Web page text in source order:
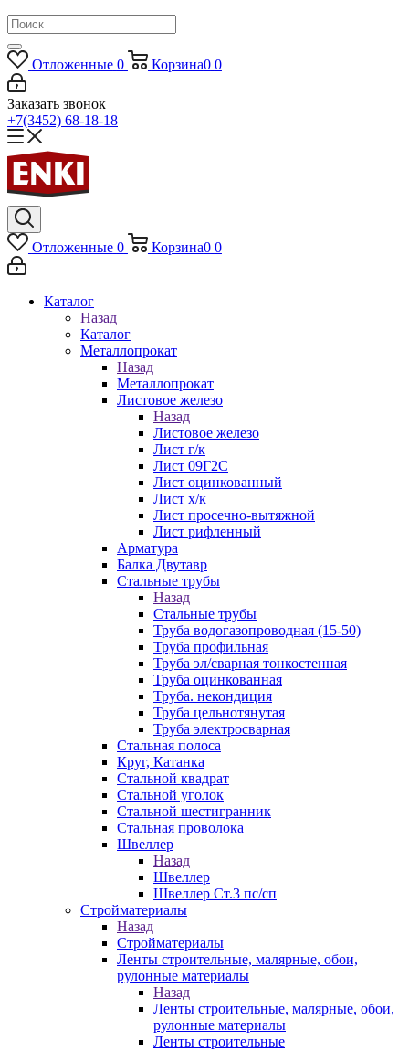
Отложенные 0 Корзина0 0
Заказать звонок
+7(3452) 68-18-18
Отложенные 0 Корзина0 0
Каталог
Назад
Каталог
Металлопрокат
Назад
Металлопрокат
Листовое железо
Назад
Листовое железо
Лист г/к
Лист 09Г2С
Лист оцинкованный
Лист х/к
Лист просечно-вытяжной
Лист рифленный
Арматура
Балка Двутавр
Стальные трубы
Назад
Стальные трубы
Труба водогазопроводная (15-50)
Труба профильная
Труба эл/сварная тонкостенная
Труба оцинкованная
Труба. некондиция
Труба цельнотянутая
Труба электросварная
Стальная полоса
Круг, Катанка
Стальной квадрат
Стальной уголок
Стальной шестигранник
Стальная проволока
Швеллер
Назад
Швеллер
Швеллер Ст.3 пс/сп
Стройматериалы
Назад
Стройматериалы
Ленты строительные, малярные, обои,
рулонные материалы
Назад
Ленты строительные, малярные, обои,
рулонные материалы
Ленты строительные